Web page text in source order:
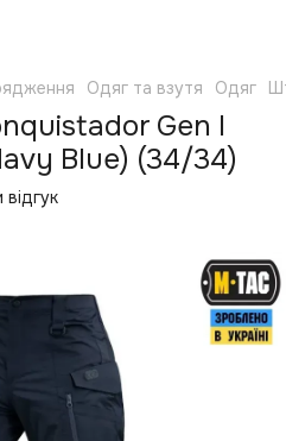
Одяг та взутя Одяг
Gen І
Blue) (34/34)